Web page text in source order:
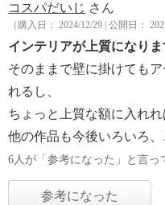
コスパだいじ さん
（購入日： 2024/12/29 | 公開日：
インテリアが上質になりま
そのままで壁に掛けても
れるし、
ちょっと上質な額に入れ
他の作品も今後いろいろ、
6人が「参考になった」と言っ
参考になった